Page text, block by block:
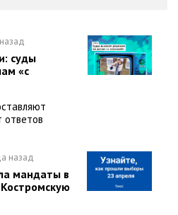
суды
«с
ответов
назад
мандаты в